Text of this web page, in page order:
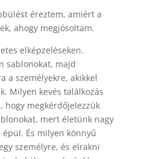
éreztem, amiért a
ahogy megjósoltam.
elképzeléseken.
sablonokat, majd
a személyekre, akikkel
Milyen kevés találkozás
hogy megkérdőjelezzük
mert életünk nagy
épül. És milyen könnyű
személyre, és elrakni